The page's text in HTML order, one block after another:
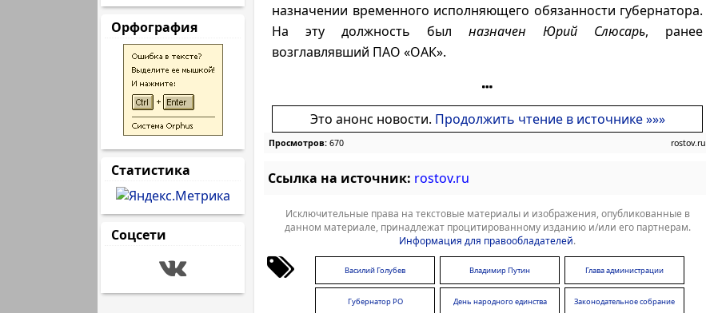
Орфография
Статистика
Соцсети
назначении временного исполняющего обязанности губернатора.
На эту должность былназначен Юрий Слюсарь, ранее
возглавлявший ПАО «ОАК».
Это анонс новости. Продолжить чтение в источнике »»»
Просмотров: 670 rostov.ru
Ссылка на источник: rostov.ru
Исключительные права на текстовые материалы и изображения, опубликованные в
данном материале, принадлежат процитированному изданию и/или его партнерам.
Информация для правообладателей.
Василий Голубев Владимир Путин Глава администрации
Губернатор РО День народного единства
Законодательное собрание